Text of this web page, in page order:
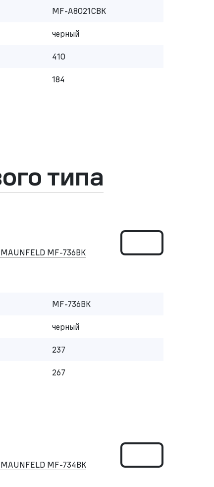
MF-A8021CBK
черный
410
184
типа
MF-736BK
MF-736BK
черный
237
267
MF-734BK